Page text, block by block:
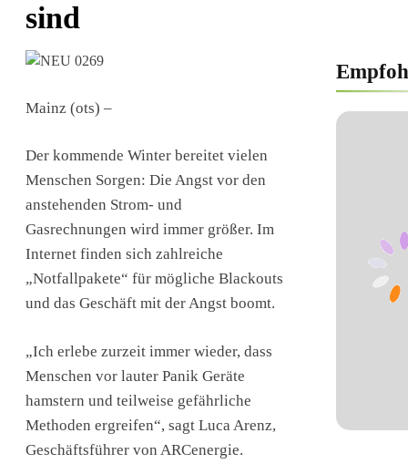
sind
Mainz (ots) –
Der kommende Winter bereitet vielen
Menschen Sorgen: Die Angst vor den
anstehenden Strom- und
Gasrechnungen wird immer größer. Im
Internet finden sich zahlreiche
„Notfallpakete“ für mögliche Blackouts
und das Geschäft mit der Angst boomt.
„Ich erlebe zurzeit immer wieder, dass
Menschen vor lauter Panik Geräte
hamstern und teilweise gefährliche
Methoden ergreifen“, sagt Luca Arenz,
Geschäftsführer von ARCenergie.